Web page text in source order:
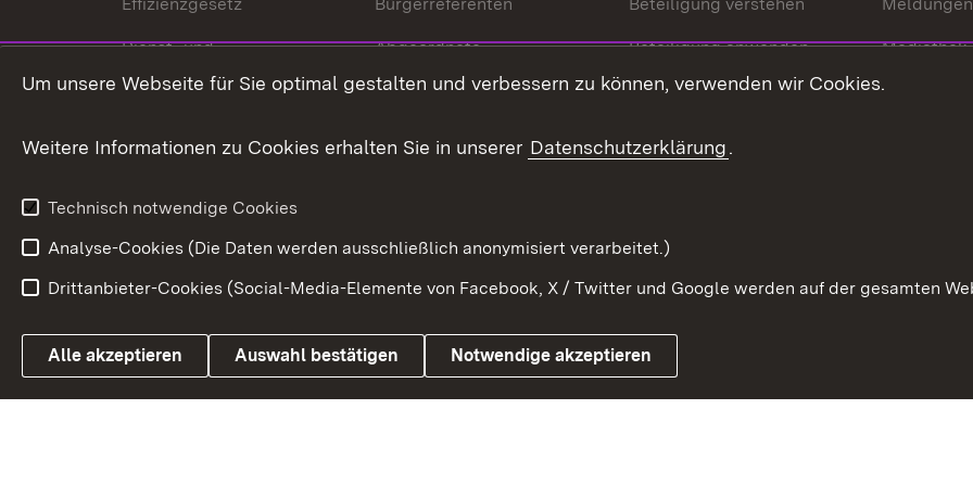
Dienst- und
Versorgungsbezüge
Weitere
Abgeordnete
Bürgerbeauftragte
Beteiligung anwenden
Beteiligung stärken
Mediathek
Link zum Landesportal
Impressum Kontakt
Um unsere Webseite für Sie optimal gestalten und verbessern zu können, verwenden wir Cookies.
Weitere Informationen zu Cookies erhalten Sie in unserer Datenschutzerklärung.
Technisch notwendige Cookies
Analyse-Cookies (Die Daten werden ausschließlich anonymisiert verarbeitet.)
Drittanbieter-Cookies (Social-Media-Elemente von Facebook, X / Twitter und Google werden auf der gesamten
Alle akzeptieren Auswahl bestätigen Notwendige akzeptieren